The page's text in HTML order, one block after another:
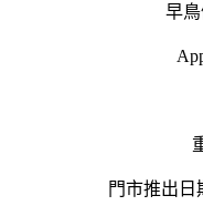
早鳥
門市推出日